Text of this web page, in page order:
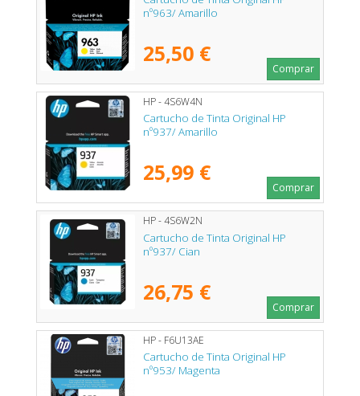
nº963/ Amarillo
25,50 €
Comprar
HP - 4S6W4N
Cartucho de Tinta Original HP
nº937/ Amarillo
25,99 €
Comprar
HP - 4S6W2N
Cartucho de Tinta Original HP
nº937/ Cian
26,75 €
Comprar
HP - F6U13AE
Cartucho de Tinta Original HP
nº953/ Magenta